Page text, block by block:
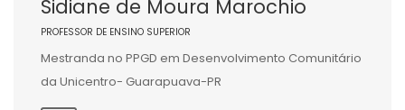
Sidiane de Moura Marochio
PROFESSOR DE ENSINO SUPERIOR
Mestranda no PPGD em Desenvolvimento Comunitário
da Unicentro- Guarapuava-PR